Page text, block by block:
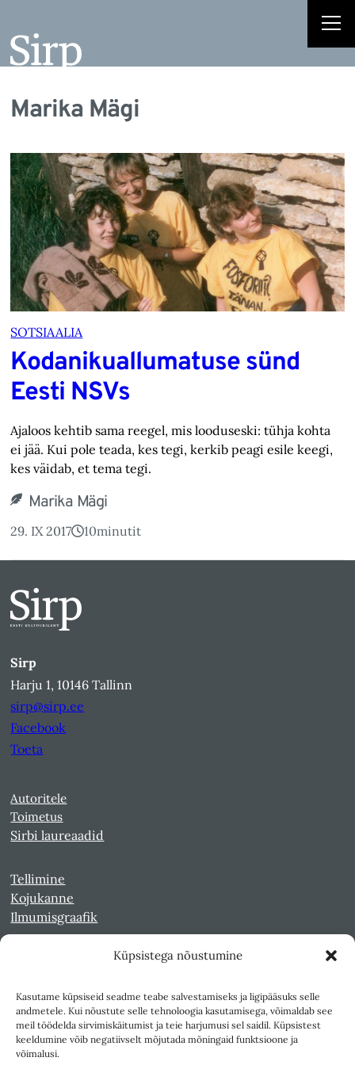
Küpsistega nõustumine
Kasutame küpsiseid seadme teabe salvestamiseks ja ligipääsuks selle
andmetele. Kui nõustute selle tehnoloogia kasutamisega, võimaldab see
meil töödelda sirvimiskäitumist ja teie harjumusi sel saidil. Küpsistest
keeldumine võib negatiivselt mõjutada mõningaid funktsioone ja
võimalusi.
Marika Mägi
SOTSIAALIA
Kodanikuallumatuse sünd
Eesti NSVs
Ajaloos kehtib sama reegel, mis looduseski: tühja kohta
ei jää. Kui pole teada, kes tegi, kerkib peagi esile keegi,
kes väidab, et tema tegi.
Marika Mägi
29. IX 2017 10minutit
Sirp
Harju 1, 10146 Tallinn
sirp@sirp.ee
Facebook
Toeta
Autoritele
Toimetus
Sirbi laureaadid
Tellimine
Kojukanne
Ilmumisgraafik
Kultuurileht 1994-1997
Reede 1989-1990
Sirp ja Vasar 1940-1989